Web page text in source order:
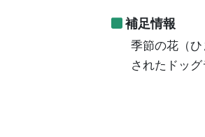
補足情報
季節の花（
されたドッ